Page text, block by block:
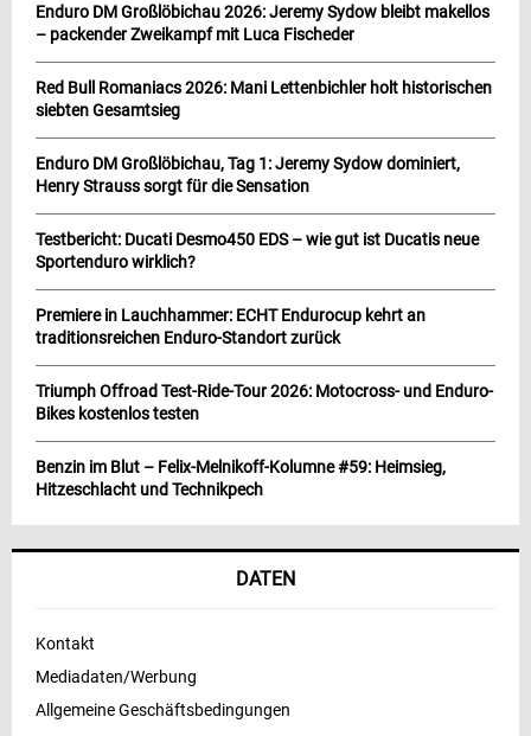
Enduro DM Großlöbichau 2026: Jeremy Sydow bleibt makellos
– packender Zweikampf mit Luca Fischeder
Red Bull Romaniacs 2026: Mani Lettenbichler holt historischen
siebten Gesamtsieg
Enduro DM Großlöbichau, Tag 1: Jeremy Sydow dominiert,
Henry Strauss sorgt für die Sensation
Testbericht: Ducati Desmo450 EDS – wie gut ist Ducatis neue
Sportenduro wirklich?
Premiere in Lauchhammer: ECHT Endurocup kehrt an
traditionsreichen Enduro-Standort zurück
Triumph Offroad Test-Ride-Tour 2026: Motocross- und Enduro-
Bikes kostenlos testen
Benzin im Blut – Felix-Melnikoff-Kolumne #59: Heimsieg,
Hitzeschlacht und Technikpech
DATEN
Kontakt
Mediadaten/Werbung
Allgemeine Geschäftsbedingungen